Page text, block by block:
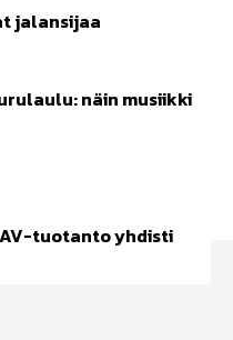
jalansijaa
näin musiikki
tuotanto yhdisti